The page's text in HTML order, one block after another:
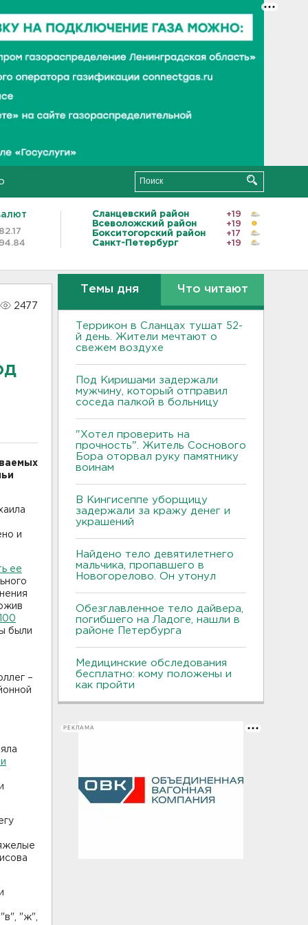
82.17
94.84
Сланцевский район
+19
Всеволожский район
+19
Бокситогорский район
+17
Санкт-Петербург
+19
2477
и
ее
были
–
"ж",
Темы дня Что читают
Террикон в Сланцах тушат 52-
й день. Жители мечтают о
свежем воздухе
Под Киришами задержали
мужчину, который отправил
соседа палкой в больницу
"Хотел проверить на
прочность". Житель Соснового
Бора оторвал руку памятнику
воинам
В Кингисеппе уборщицу
задержали за кражу денег и
украшений
Найдено тело девятилетнего
мальчика, пропавшего в
Новогорелово. Он утонул
Обезглавленное тело дайвера,
погибшего на Ладоге, нашли в
районе Петербурга
Медицинские обследования
бесплатно: кому положены и
как пройти
РЕКЛАМА